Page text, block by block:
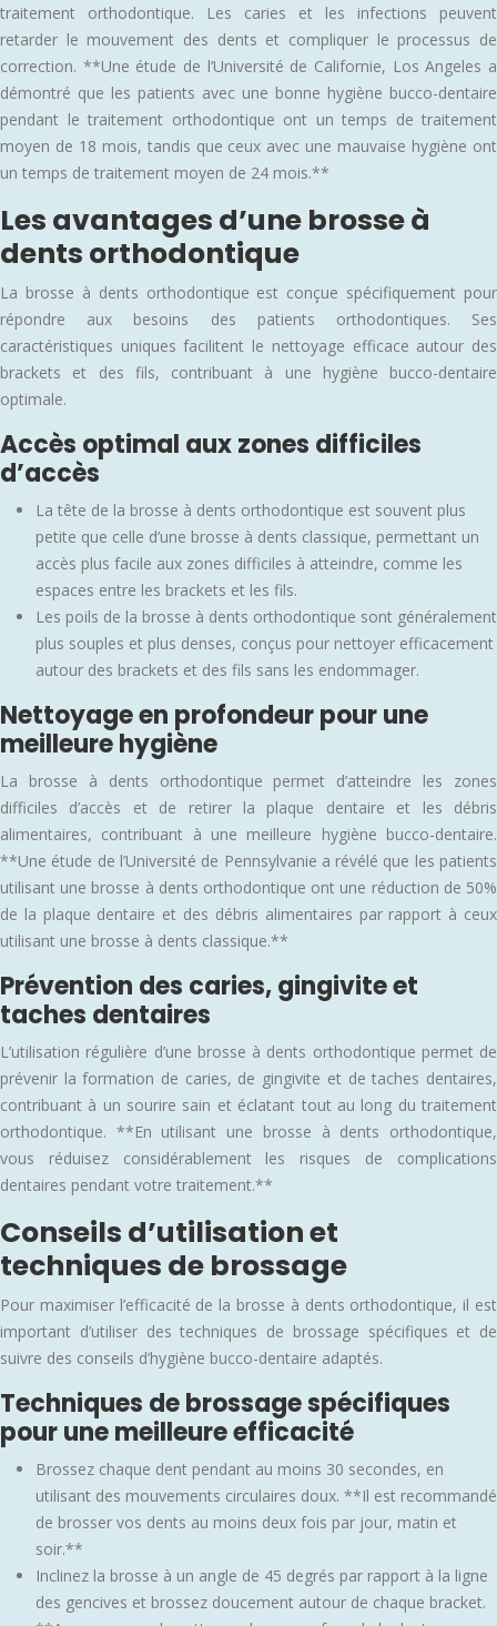
traitement orthodontique. Les caries et les infections peuvent
retarder le mouvement des dents et compliquer le processus de
correction. **Une étude de l’Université de Californie, Los Angeles a
démontré que les patients avec une bonne hygiène bucco-dentaire
pendant le traitement orthodontique ont un temps de traitement
moyen de 18 mois, tandis que ceux avec une mauvaise hygiène ont
un temps de traitement moyen de 24 mois.**
Les avantages d’une brosse à
dents orthodontique
La brosse à dents orthodontique est conçue spécifiquement pour
répondre aux besoins des patients orthodontiques. Ses
caractéristiques uniques facilitent le nettoyage efficace autour des
brackets et des fils, contribuant à une hygiène bucco-dentaire
optimale.
Accès optimal aux zones difficiles
d’accès
La tête de la brosse à dents orthodontique est souvent plus
petite que celle d’une brosse à dents classique, permettant un
accès plus facile aux zones difficiles à atteindre, comme les
espaces entre les brackets et les fils.
Les poils de la brosse à dents orthodontique sont généralement
plus souples et plus denses, conçus pour nettoyer efficacement
autour des brackets et des fils sans les endommager.
Nettoyage en profondeur pour une
meilleure hygiène
La brosse à dents orthodontique permet d’atteindre les zones
difficiles d’accès et de retirer la plaque dentaire et les débris
alimentaires, contribuant à une meilleure hygiène bucco-dentaire.
**Une étude de l’Université de Pennsylvanie a révélé que les patients
utilisant une brosse à dents orthodontique ont une réduction de 50%
de la plaque dentaire et des débris alimentaires par rapport à ceux
utilisant une brosse à dents classique.**
Prévention des caries, gingivite et
taches dentaires
L’utilisation régulière d’une brosse à dents orthodontique permet de
prévenir la formation de caries, de gingivite et de taches dentaires,
contribuant à un sourire sain et éclatant tout au long du traitement
orthodontique. **En utilisant une brosse à dents orthodontique,
vous réduisez considérablement les risques de complications
dentaires pendant votre traitement.**
Conseils d’utilisation et
techniques de brossage
Pour maximiser l’efficacité de la brosse à dents orthodontique, il est
important d’utiliser des techniques de brossage spécifiques et de
suivre des conseils d’hygiène bucco-dentaire adaptés.
Techniques de brossage spécifiques
pour une meilleure efficacité
Brossez chaque dent pendant au moins 30 secondes, en
utilisant des mouvements circulaires doux. **Il est recommandé
de brosser vos dents au moins deux fois par jour, matin et
soir.**
Inclinez la brosse à un angle de 45 degrés par rapport à la ligne
des gencives et brossez doucement autour de chaque bracket.